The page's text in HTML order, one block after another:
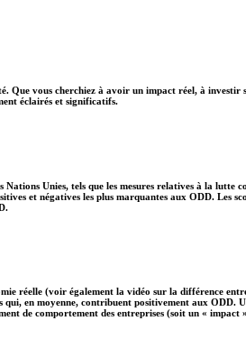
vous cherchiez à avoir un impact réel, à investir
éclairés et significatifs.
Nations Unies, tels que les mesures relatives à la
et négatives les plus marquantes aux ODD. Les
réelle (voir également la vidéo sur la différence
en moyenne, contribuent positivement aux ODD.
de comportement des entreprises (soit un «